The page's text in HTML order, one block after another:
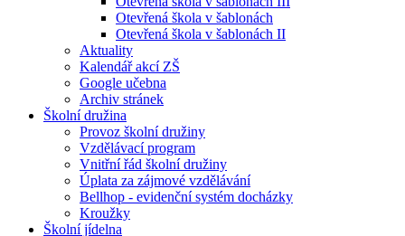
Otevřená škola v šablonách
Otevřená škola v šablonách II
Aktuality
Kalendář akcí ZŠ
Google učebna
Archiv stránek
Školní družina
Provoz školní družiny
Vzdělávací program
Vnitřní řád školní družiny
Úplata za zájmové vzdělávání
Bellhop - evidenční systém docházky
Kroužky
Školní jídelna